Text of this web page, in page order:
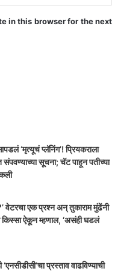
in this browser for the next
‘मृत्यूचं प्लॅनिंग’! प्रियकराला
संपवण्याच्या सूचना; चॅट पाहून पतीच्या
वेटरचा एक प्रश्न अन् तुकाराम मुंढेंनी
किस्सा ऐकून म्हणाल, ‘असंही घडलं
प्रस्ताव वाढविण्याची